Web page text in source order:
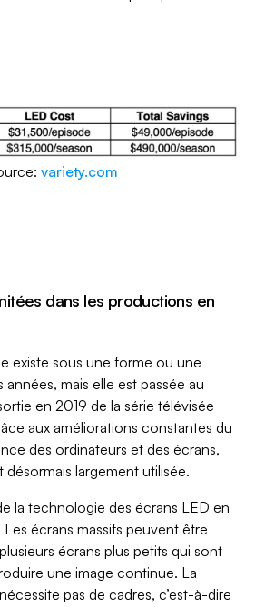
variety.com
dans les productions en
existe sous une forme ou une
mais elle est passée au
en 2019 de la série télévisée
aux améliorations constantes du
des ordinateurs et des écrans,
largement utilisée.
la technologie des écrans LED en
écrans massifs peuvent être
écrans plus petits qui sont
une image continue. La
pas de cadres, c’est-à-dire